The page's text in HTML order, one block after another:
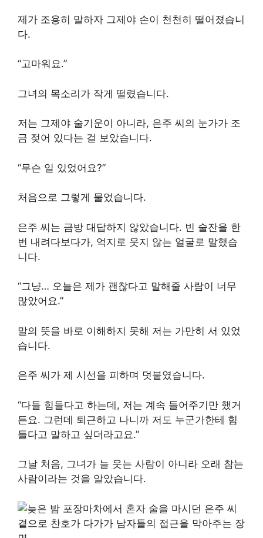
제가 조용히 말하자 그제야 손이 천천히 떨어졌습니
다.
“고마워요.”
그녀의 목소리가 작게 떨렸습니다.
저는 그제야 술기운이 아니라, 은주 씨의 눈가가 조
금 젖어 있다는 걸 보았습니다.
“무슨 일 있었어요?”
처음으로 그렇게 물었습니다.
은주 씨는 금방 대답하지 않았습니다. 빈 술잔을 한
번 내려다보다가, 억지로 웃지 않는 얼굴로 말했습
니다.
“그냥… 오늘은 제가 괜찮다고 말해줄 사람이 너무
많았어요.”
말의 뜻을 바로 이해하지 못해 저는 가만히 서 있었
습니다.
은주 씨가 제 시선을 피하며 덧붙였습니다.
“다들 힘들다고 하는데, 저는 계속 들어주기만 했거
든요. 그런데 퇴근하고 나니까 저도 누군가한테 힘
들다고 말하고 싶더라고요.”
그날 처음, 그녀가 늘 웃는 사람이 아니라 오래 참는
사람이라는 것을 알았습니다.